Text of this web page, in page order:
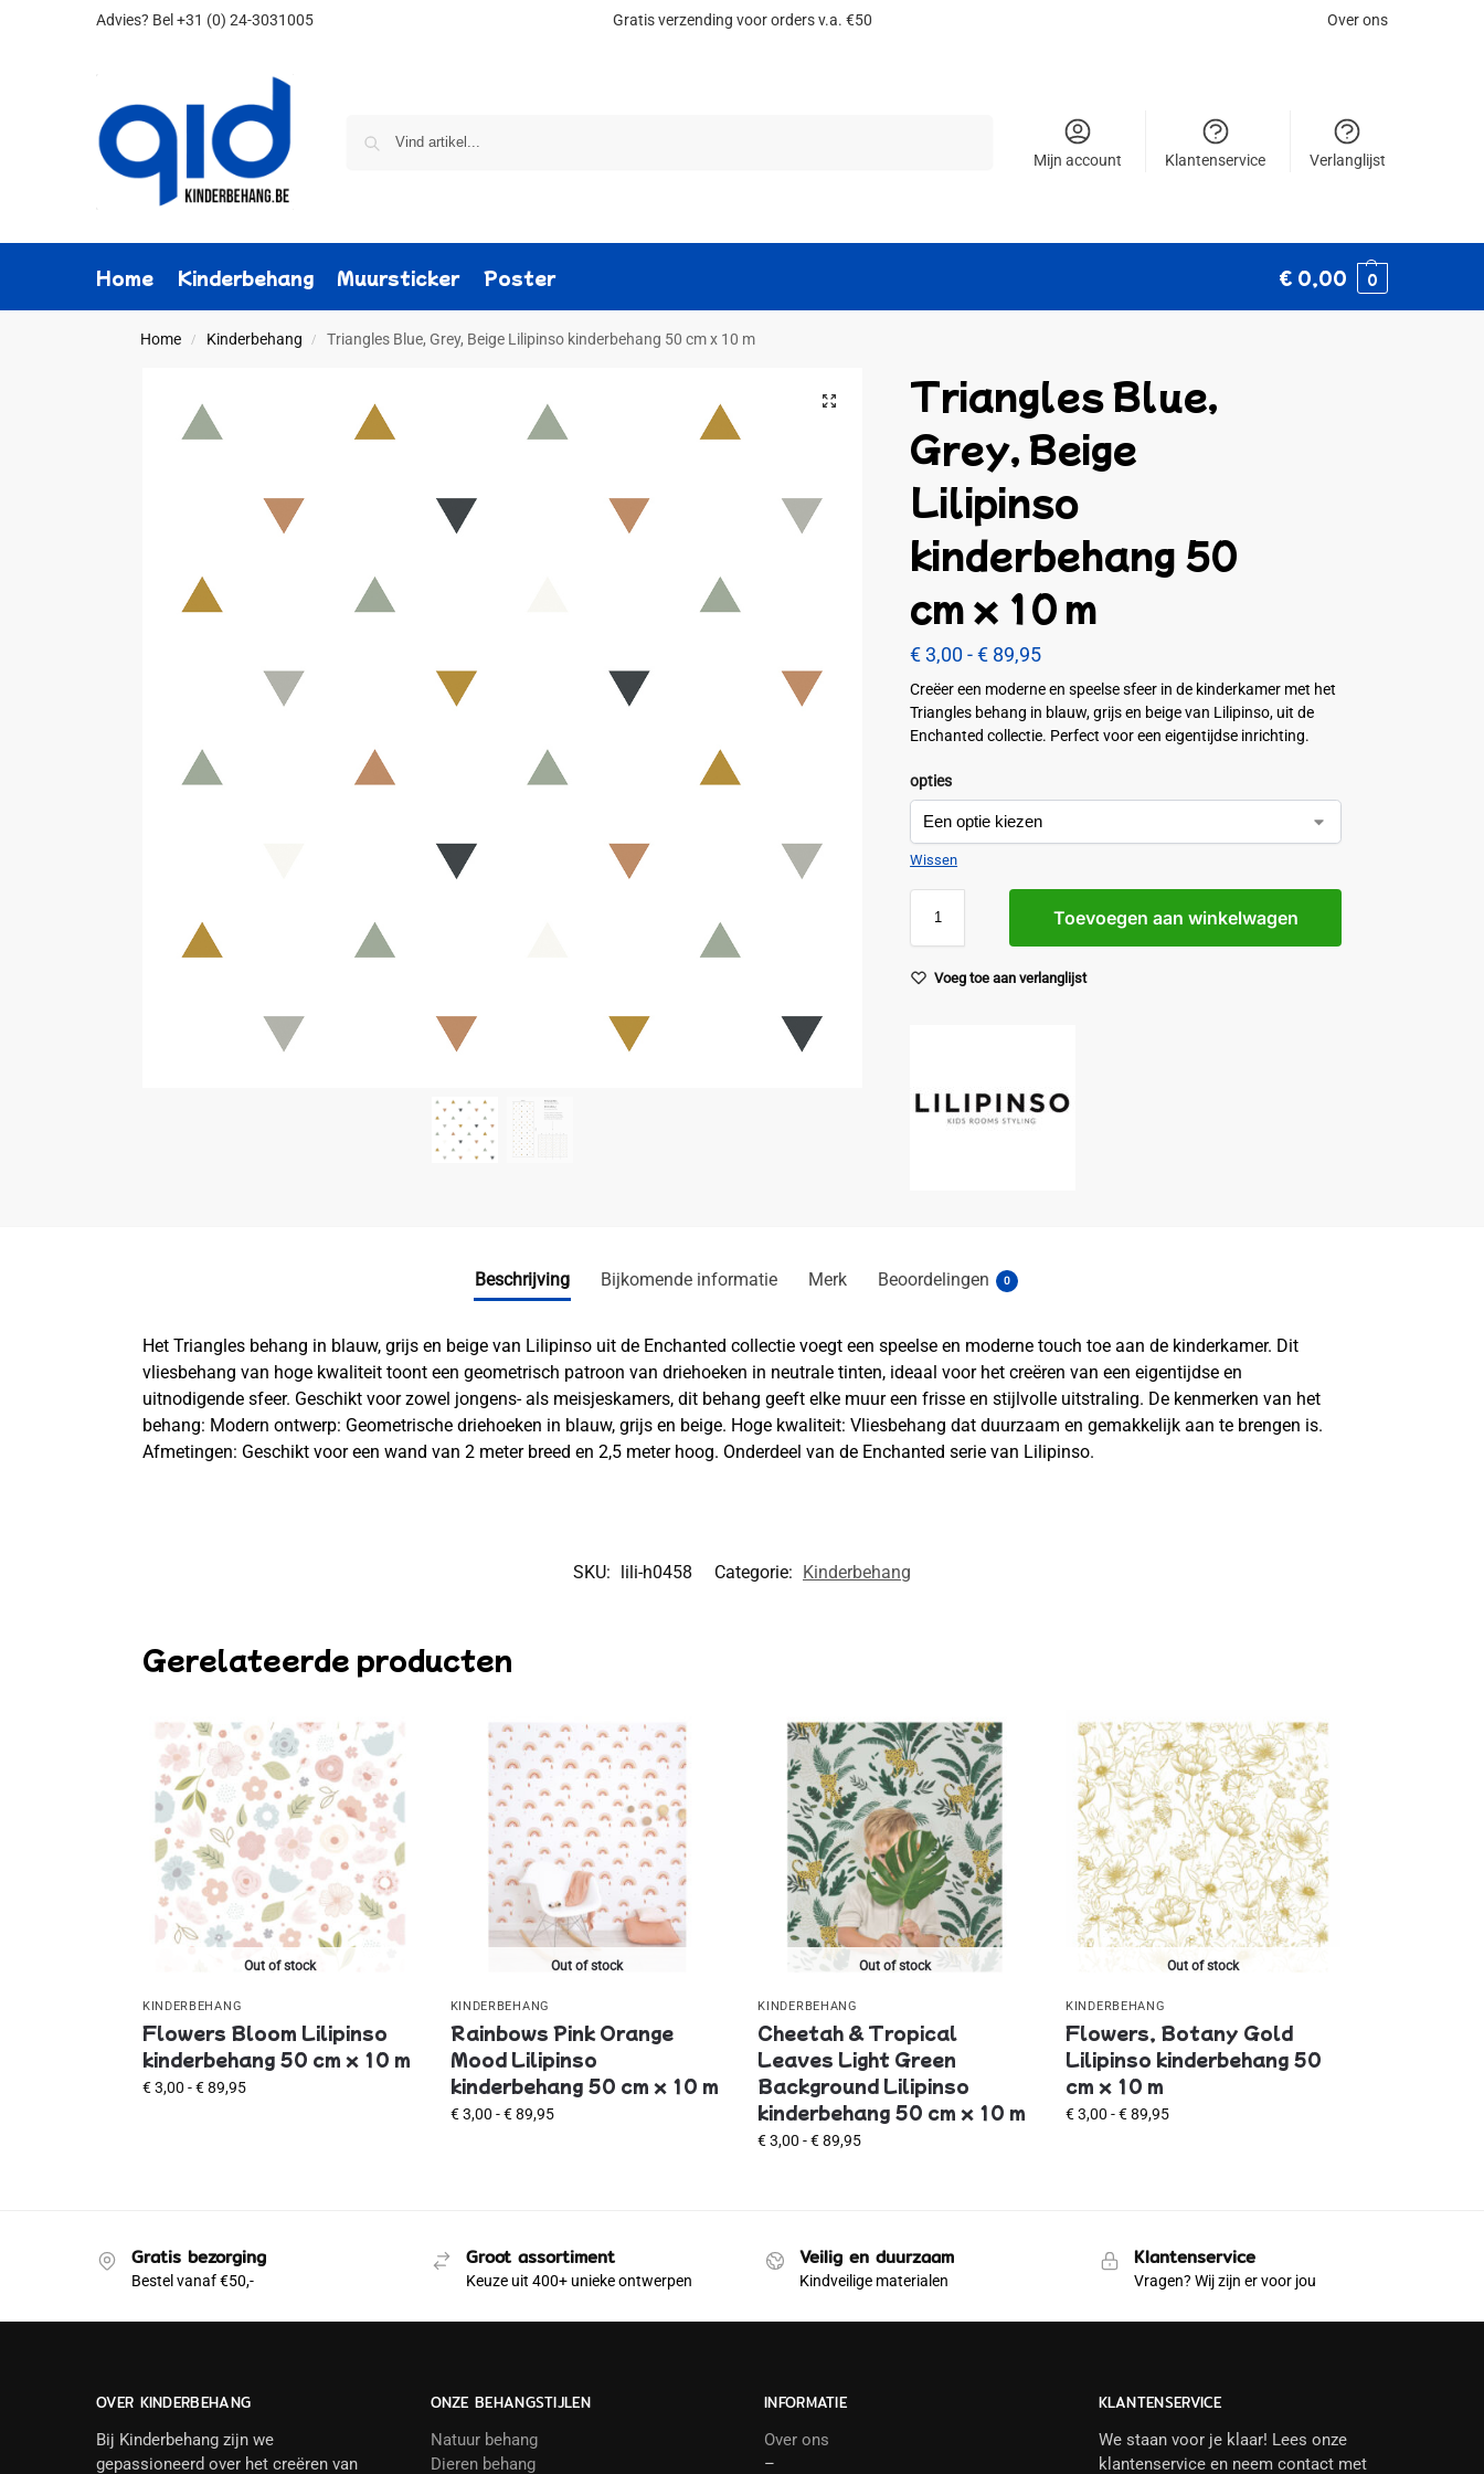
Advies? Bel +31 (0) 24-3031005 Gratis verzending voor orders v.a. €50 Over ons
Mijn account Klantenservice Verlanglijst
Home Kinderbehang Muursticker Poster € 0,00 0
Home / Kinderbehang / Triangles Blue, Grey, Beige Lilipinso kinderbehang 50 cm x 10 m
Triangles Blue,
Grey, Beige
Lilipinso
kinderbehang 50
cm x 10 m
€3,00-€ 89,95
Creëer een moderne en speelse sfeer in de kinderkamer met het
Triangles behang in blauw, grijs en beige van Lilipinso, uit de
Enchanted collectie. Perfect voor een eigentijdse inrichting.
opties
Wissen
Toevoegen aan winkelwagen
Voeg toe aan verlanglijst
Beschrijving Bijkomende informatie Merk Beoordelingen 0
Het Triangles behang in blauw, grijs en beige van Lilipinso uit de Enchanted collectie voegt een speelse en moderne touch toe aan de kinderkamer. Dit
vliesbehang van hoge kwaliteit toont een geometrisch patroon van driehoeken in neutrale tinten, ideaal voor het creëren van een eigentijdse en
uitnodigende sfeer. Geschikt voor zowel jongens- als meisjeskamers, dit behang geeft elke muur een frisse en stijlvolle uitstraling. De kenmerken van het
behang: Modern ontwerp: Geometrische driehoeken in blauw, grijs en beige. Hoge kwaliteit: Vliesbehang dat duurzaam en gemakkelijk aan te brengen is.
Afmetingen: Geschikt voor een wand van 2 meter breed en 2,5 meter hoog. Onderdeel van de Enchanted serie van Lilipinso.
SKU: lili-h0458 Categorie: Kinderbehang
Gerelateerde producten
Out of stock
KINDERBEHANG
Flowers Bloom Lilipinso
kinderbehang 50 cm x 10 m
€3,00 -€89,95
Out of stock
KINDERBEHANG
Rainbows Pink Orange
Mood Lilipinso
kinderbehang 50 cm x 10 m
€3,00 - €89,95
Out of stock
KINDERBEHANG
Cheetah & Tropical
Leaves Light Green
Background Lilipinso
kinderbehang 50 cm x 10 m
€3,00 - €89,95
Out of stock
KINDERBEHANG
Flowers, Botany Gold
Lilipinso kinderbehang 50
cm x 10 m
€3,00 -€89,95
Gratis bezorging
Bestel vanaf €50,-
Groot assortiment
Keuze uit 400+ unieke ontwerpen
Veilig en duurzaam
Kindveilige materialen
Klantenservice
Vragen? Wij zijn er voor jou
OVER KINDERBEHANG
Bij Kinderbehang zijn we
gepassioneerd over het creëren van
ONZE BEHANGSTIJLEN
Natuur behang
Dieren behang
INFORMATIE
Over ons
–
KLANTENSERVICE
We staan voor je klaar! Lees onze
klantenservice en neem contact met